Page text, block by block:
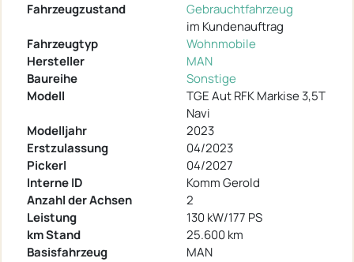
Fahrzeugzustand
Gebrauchtfahrzeug
im Kundenauftrag
Fahrzeugtyp
Wohnmobile
Hersteller
MAN
Baureihe
Sonstige
Modell
TGE Aut RFK Markise 3,5T
Navi
Modelljahr
2023
Erstzulassung
04/2023
Pickerl
04/2027
Interne ID
Komm Gerold
Anzahl der Achsen
2
Leistung
130 kW/177 PS
km Stand
25.600 km
Basisfahrzeug
MAN